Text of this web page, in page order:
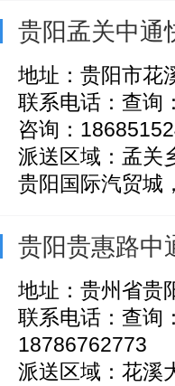
贵阳孟关中通
地址：贵阳市花
联系电话：查询
咨询：
派送区域：孟关
贵阳国际汽贸城
贵阳贵惠路中
地址：贵州省贵
联系电话：查询
18786762773
派送区域：花